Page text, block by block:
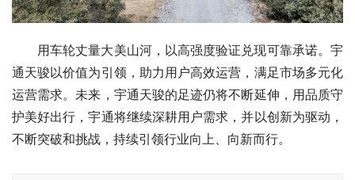
用车轮丈量大美山河，以高强度验证兑现可靠承诺。宇
通天骏以价值为引领，助力用户高效运营，满足市场多元化
运营需求。未来，宇通天骏的足迹仍将不断延伸，用品质守
护美好出行，宇通将继续深耕用户需求，并以创新为驱动，
不断突破和挑战，持续引领行业向上、向新而行。